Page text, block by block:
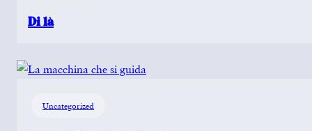
Di là
Uncategorized